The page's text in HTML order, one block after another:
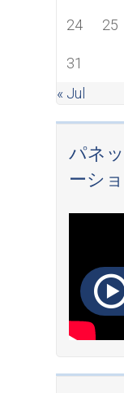
24 25
31
« Jul
パネ
ーシ